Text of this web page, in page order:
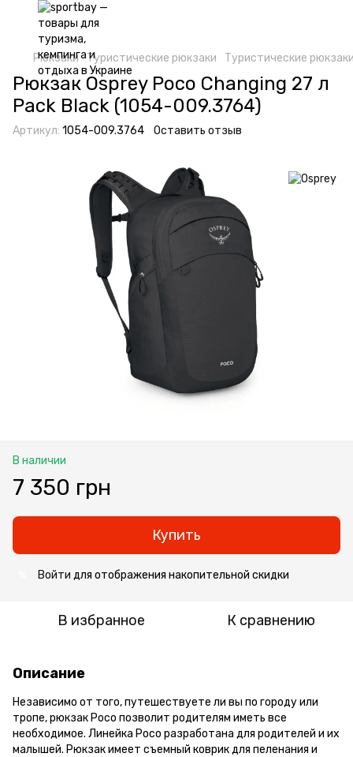
Рюкзаки Туристические рюкзаки Туристические
Рюкзак Osprey Poco Changing 27 л
Pack Black (1054-009.3764)
Артикул: 1054-009.3764 Оставить отзыв
В наличии
7 350 грн
Купить
Войти для отображения накопительной скидки
В избранное К сравнению
Описание
Независимо от того, путешествуете ли вы по городу или
тропе, рюкзак Poco позволит родителям иметь все
необходимое. Линейка Poco разработана для родителей и их
малышей. Рюкзак имеет съемный коврик для пеленания и